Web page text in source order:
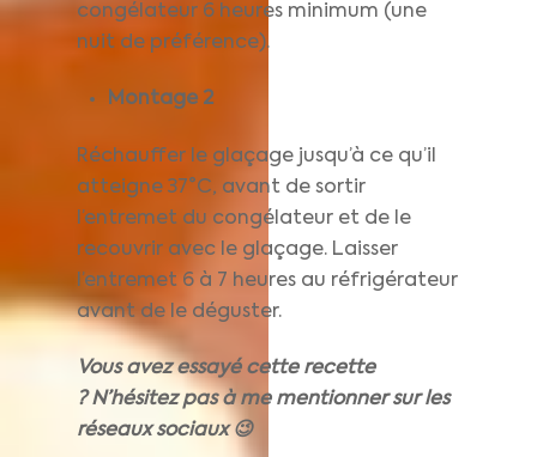
congélateur 6 heures minimum (une
nuit de préférence).
Montage 2
Réchauffer le glaçage jusqu’à ce qu’il
atteigne 37°C, avant de sortir
l’entremet du congélateur et de le
recouvrir avec le glaçage. Laisser
l’entremet 6 à 7 heures au réfrigérateur
avant de le déguster.
Vous avez essayé cette recette
? N’hésitez pas à me mentionner sur les
réseaux sociaux 😉